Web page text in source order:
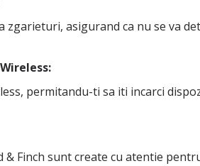
zgarieturi, asigurand ca nu se va
permitandu-ti sa iti incarci
& Finch sunt create cu atentie